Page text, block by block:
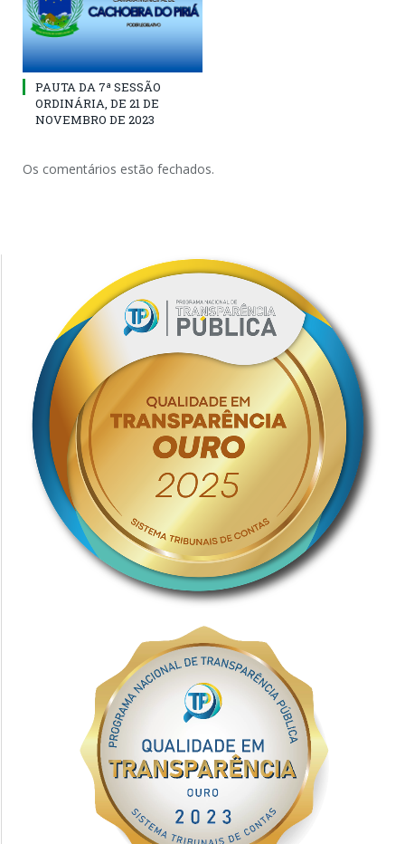
PAUTA DA 7ª SESSÃO
ORDINÁRIA, DE 21 DE
NOVEMBRO DE 2023
Os comentários estão fechados.